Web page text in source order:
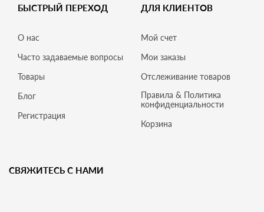
БЫСТРЫЙ ПЕРЕХОД
О нас
Часто задаваемые вопросы
Товары
Блог
Регистрация
ДЛЯ КЛИЕНТОВ
Мой счет
Мои заказы
Отслеживание товаров
Правила & Политика
конфиденциальности
Корзина
СВЯЖИТЕСЬ С НАМИ